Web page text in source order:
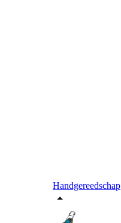
Handgereedschap